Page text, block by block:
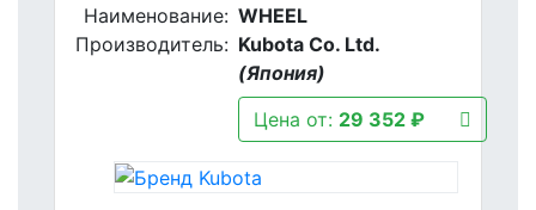
Наименование: WHEEL
Производитель: Kubota Co. Ltd.
(Япония)
Цена от: 29 352 ₽